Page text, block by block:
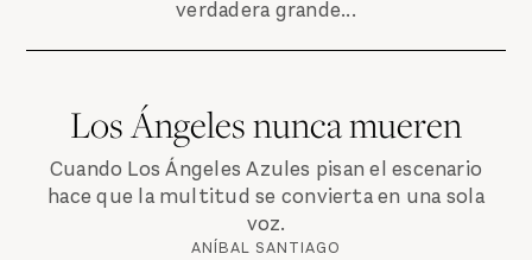
verdadera grande...
Los Ángeles nunca mueren
Cuando Los Ángeles Azules pisan el escenario
hace que la multitud se convierta en una sola
voz.
ANÍBAL SANTIAGO